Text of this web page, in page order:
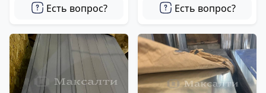
Есть вопрос? Есть вопрос?